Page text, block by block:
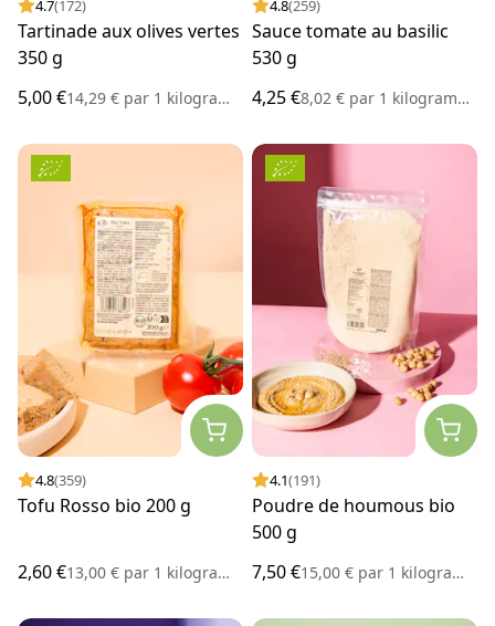
4.7(172)
Tartinade aux olives vertes
350 g
5,00 €14,29 € par 1 kilogramme
4.8(259)
Sauce tomate au basilic
530 g
4,25 €8,02 € par 1 kilogramme
4.8(359)
Tofu Rosso bio 200 g
2,60 €13,00 € par 1 kilogramme
4.1(191)
Poudre de houmous bio
500 g
7,50 €15,00 € par 1 kilogramme